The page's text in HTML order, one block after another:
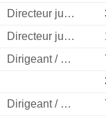
Directeur juridique
Directeur juridique
Dirigeant / cadre principal
Dirigeant / cadre principal